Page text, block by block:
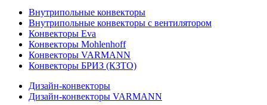
Внутрипольные конвекторы
Внутрипольные конвекторы с вентилятором
Конвекторы Eva
Конвекторы Mohlenhoff
Конвекторы VARMANN
Конвекторы БРИЗ (КЗТО)
Дизайн-конвекторы
Дизайн-конвекторы VARMANN